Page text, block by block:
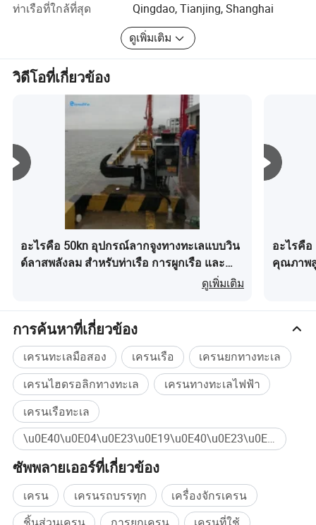
ใช้งานของคุณ
คุณสามารถพูดคุยกับศูนย์บริการลูกค้าของเราเกี่ยวกับความ
ต้องการในการจัดหาสินค้าของคุณ เรายินดีต้อนรับลูกค้าทั้ง
จากที่บ้านและต่างประเทศอย่างอบอุ่นเพื่อร่วมมือกับเราใน
แนวคิดใหม่สำหรับผลิตภัณฑ์นี้โปรดติดต่อเรา เรายินดีที่ได้
ทำงานร่วมกับคุณและในที่สุดเราก็มอบผลิตภัณฑ์ที่คุณพึง
พอใจให้กับคุณ เราคือคู่ค้าที่คุณไว้วางใจได้ ให้โลกรักเครน
จีน
ท่าเรือที่ใกล้ที่สุด
Qingdao, Tianjing, Shanghai
ดูเพิ่มเติม
วิดีโอที่เกี่ยวข้อง
อะไรคือ 50kn อุปกรณ์ลากจูงทางทะเลแบบวิน
ด์ลาสพลังลม สำหรับท่าเรือ การผูกเรือ และ
ดูเพิ่มเติม
อะไรคือ
คุณภาพ
การค้นหาที่เกี่ยวข้อง
เครนทะเลมือสอง เครนเรือ
เครนยกทางทะเล
เครนไฮดรอลิกทางทะเล
เครนทางทะเลไฟฟ้า
เครนเรือทะเล
\u0E40\u0E04\u0E23\u0E19\u0E40\u0E23\u0E37\u0E2D\u0E40\u0E04\u0E23\u0E19\u0E40\u0E23\u0E37\u0E2D\u0E40\u0E04\u0E23\u0E19\u0E40\u0E23\u0E37\u0E2D\u0E40\u0E04\u0E23\u0E19\u0E41\u0E1A\u0E1A\u0E25\u0E2D\u0E22\u0E40\u0E04\u0E23\u0E19\u0E40\u0E23\u0E37\u0E2D\u0E17\u0E35\u0E48\u0E43\u0E0A\u0E49\u0E40\u0E04\u0E23\u0E19\u0E40\u0E23\u0E37\u0E2D \u0E40\u0E04\u0E23\u0E19 ซื้อจำนวนมาก
ซัพพลายเออร์ที่เกี่ยวข้อง
เครน เครนรถบรรทุก
เครื่องจักรเครน